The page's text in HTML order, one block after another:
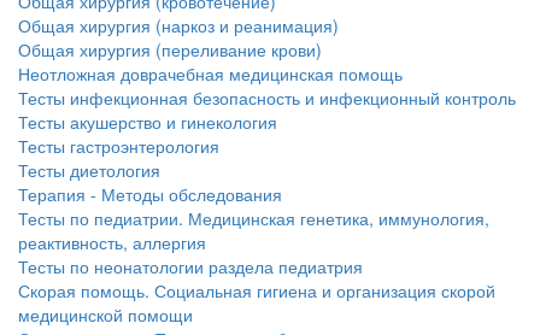
Общая хирургия (наркоз и реанимация)
Общая хирургия (переливание крови)
Неотложная доврачебная медицинская помощь
Тесты инфекционная безопасность и инфекционный контроль
Тесты акушерство и гинекология
Тесты гастроэнтерология
Тесты диетология
Терапия - Методы обследования
Тесты по педиатрии. Медицинская генетика, иммунология,
реактивность, аллергия
Тесты по неонатологии раздела педиатрия
Скорая помощь. Социальная гигиена и организация скорой
медицинской помощи